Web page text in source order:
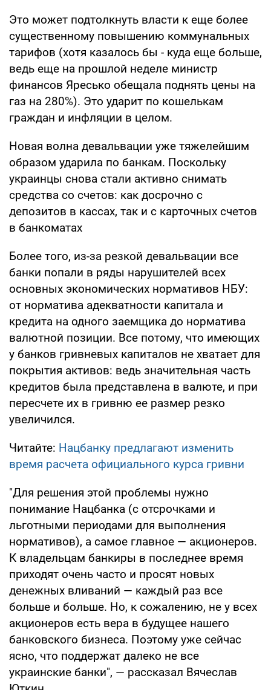
Это может подтолкнуть власти к еще более
существенному повышению коммунальных
тарифов (хотя казалось бы - куда еще больше,
ведь еще на прошлой неделе министр
финансов Яресько обещала поднять цены на
газ на 280%). Это ударит по кошелькам
граждан и инфляции в целом.
Новая волна девальвации уже тяжелейшим
образом ударила по банкам. Поскольку
украинцы снова стали активно снимать
средства со счетов: как досрочно с
депозитов в кассах, так и с карточных счетов
в банкоматах
Более того, из-за резкой девальвации все
банки попали в ряды нарушителей всех
основных экономических нормативов НБУ:
от норматива адекватности капитала и
кредита на одного заемщика до норматива
валютной позиции. Все потому, что имеющих
у банков гривневых капиталов не хватает для
покрытия активов: ведь значительная часть
кредитов была представлена в валюте, и при
пересчете их в гривню ее размер резко
увеличился.
Читайте: Нацбанку предлагают изменить
время расчета официального курса гривни
"Для решения этой проблемы нужно
понимание Нацбанка (с отсрочками и
льготными периодами для выполнения
нормативов), а самое главное — акционеров.
К владельцам банкиры в последнее время
приходят очень часто и просят новых
денежных вливаний — каждый раз все
больше и больше. Но, к сожалению, не у всех
акционеров есть вера в будущее нашего
банковского бизнеса. Поэтому уже сейчас
ясно, что поддержат далеко не все
украинские банки", — рассказал Вячеслав